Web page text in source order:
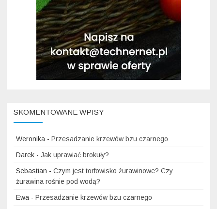
SKOMENTOWANE WPISY
Weronika- Przesadzanie krzewów bzu czarnego
Darek - Jak uprawiać brokuły?
Sebastian - Czym jest torfowisko żurawinowe? Czy
żurawina rośnie pod wodą?
Ewa- Przesadzanie krzewów bzu czarnego